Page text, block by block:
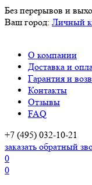
Без перерывов и
Ваш город: Личный
О компании
Доставка и
Гарантия и
Контакты
Отзывы
FAQ
+7 (495) 032-10-21
заказать обратный
0
0